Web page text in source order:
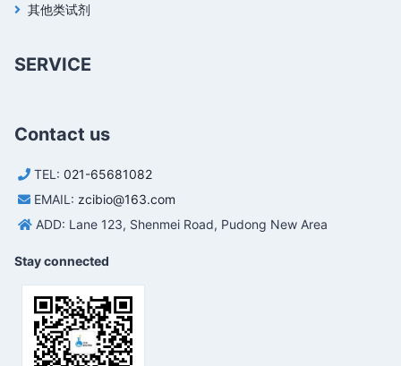
其他类试剂
SERVICE
Contact us
TEL: 021-65681082
EMAIL: zcibio@163.com
ADD: Lane 123, Shenmei Road, Pudong New Area
Stay connected